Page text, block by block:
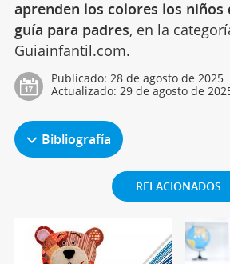
aprenden los colores los niños
guía para padres, en la
Guiainfantil.com.
Publicado: 28 de agosto de 2025
Actualizado: 29 de agosto de
Bibliografía
RELACIONADOS